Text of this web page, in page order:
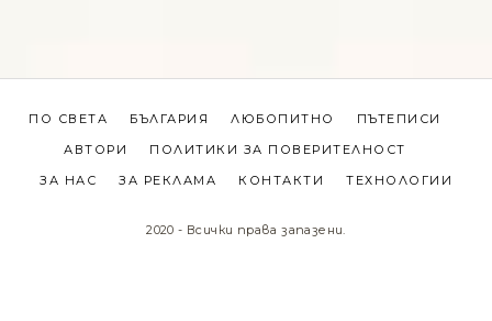
ПО СВЕТА БЪЛГАРИЯ ЛЮБОПИТНО
ПЪТЕПИСИ
АВТОРИ
ПОЛИТИКИ ЗА ПОВЕРИТЕЛНОСТ
ЗА НАС
ЗА РЕКЛАМА КОНТАКТИ ТЕХНОЛОГИИ
2020 - Всички права запазени.